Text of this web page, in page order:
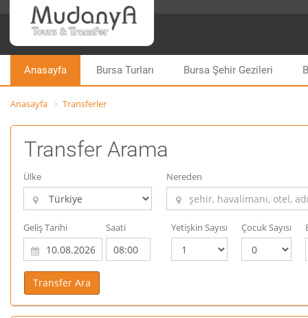
Anasayfa Bursa Turları Bursa Şehir Gezileri
Anasayfa Transferler
Transfer Arama
Ülke Nereden
Geliş Tarihi Saati Yetişkin Sayısı Çocuk Sayısı